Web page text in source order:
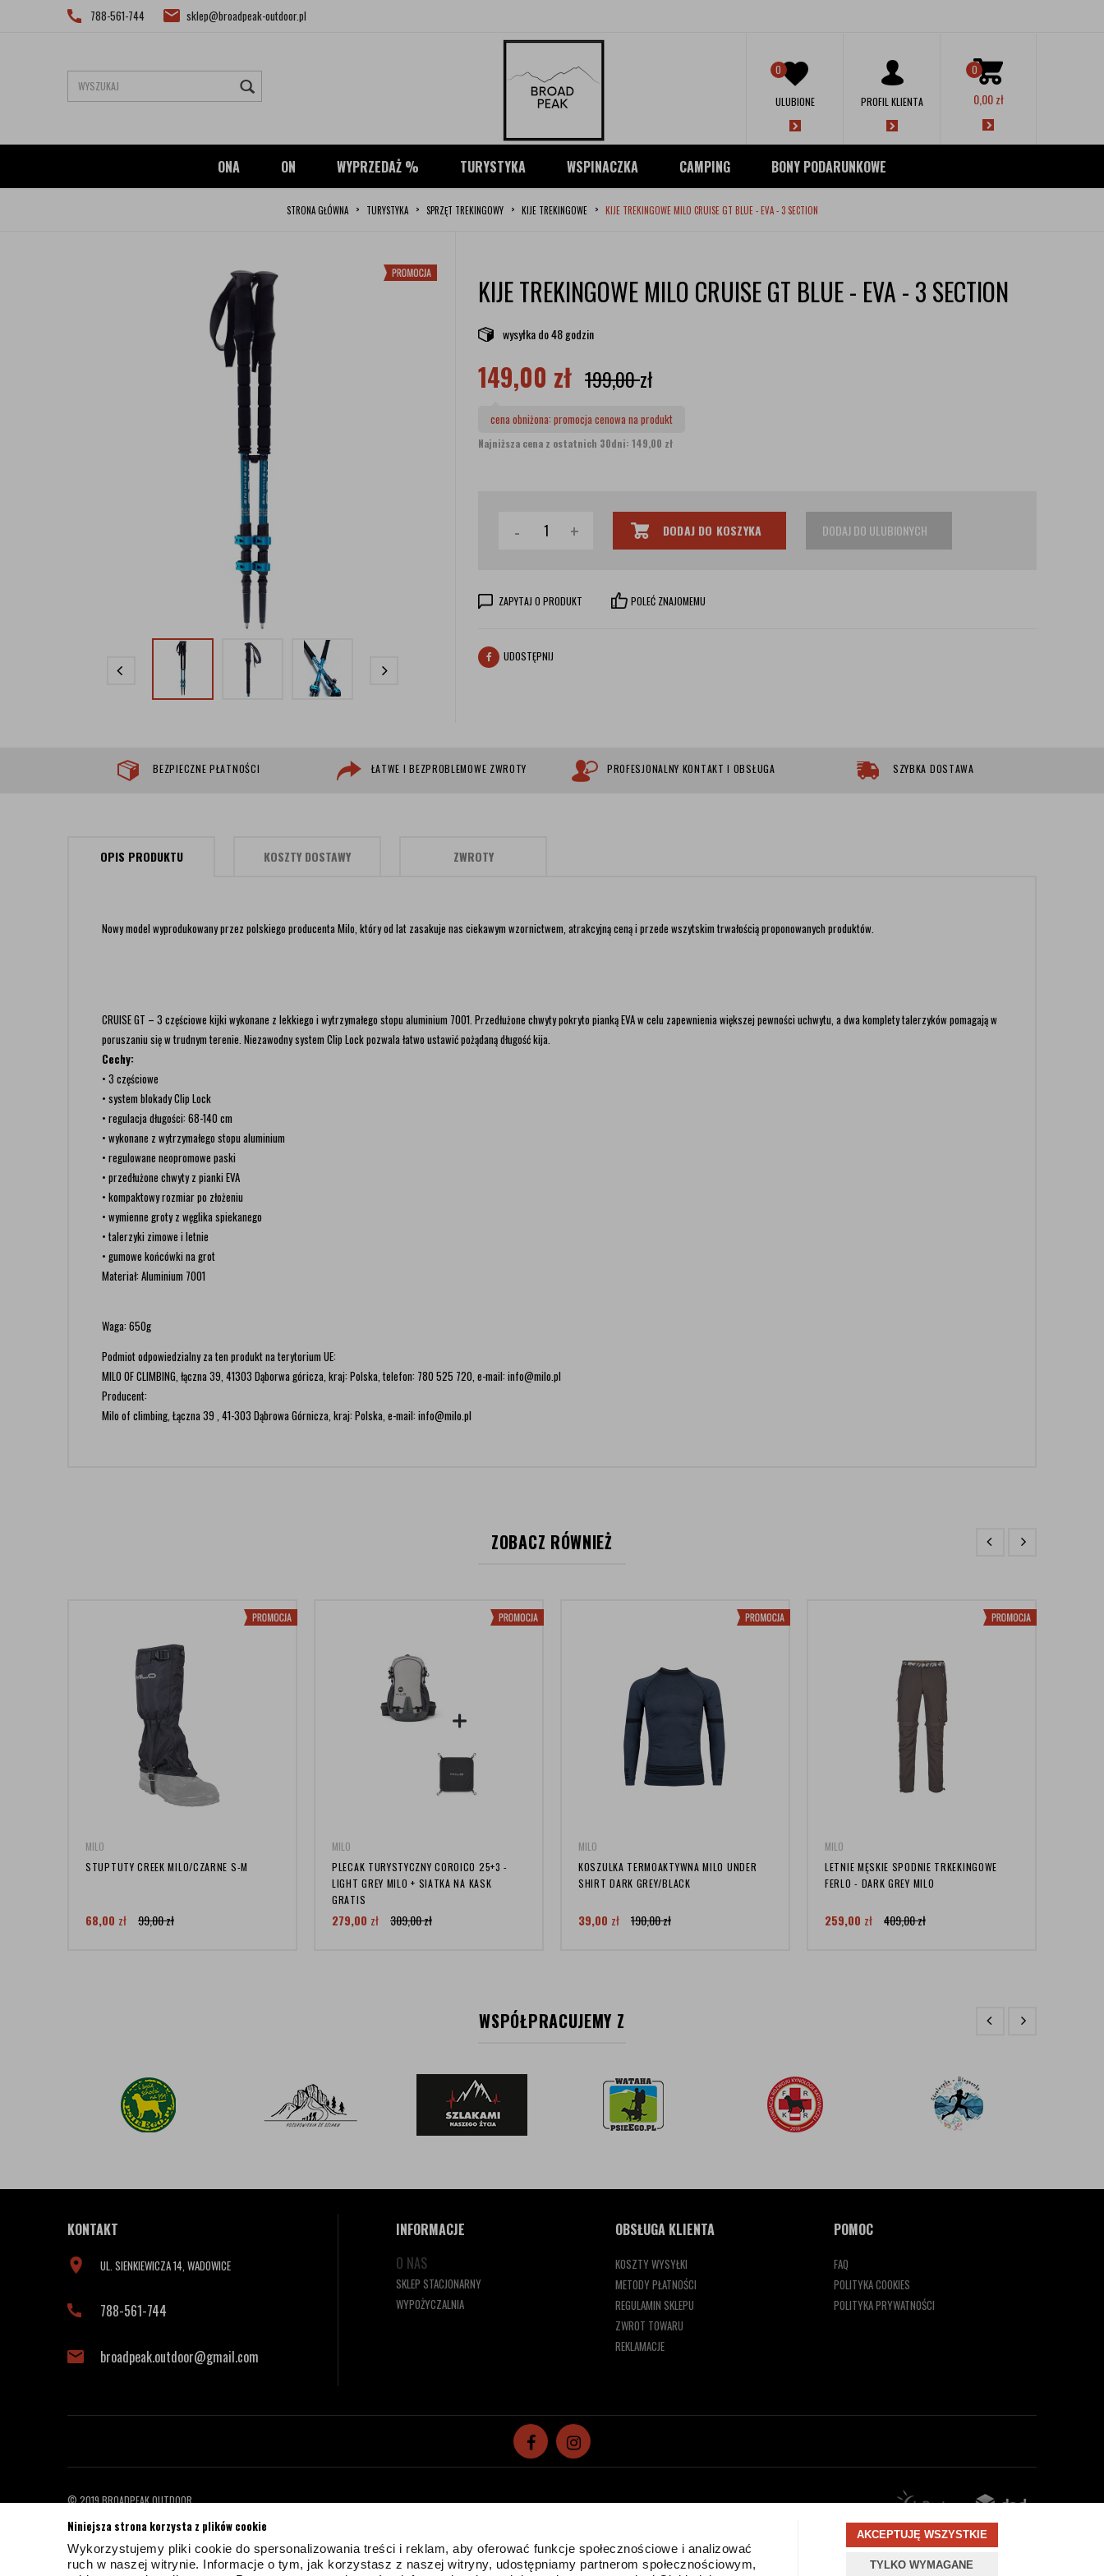
Niniejsza strona korzysta z plików cookie
Wykorzystujemy pliki cookie do spersonalizowania treści i reklam, aby oferować funkcje społecznościowe i analizować
ruch w naszej witrynie. Informacje o tym, jak korzystasz z naszej witryny, udostępniamy partnerom społecznościowym,
AKCEPTUJĘ WSZYSTKIE
TYLKO WYMAGANE
788-561-744 sklep@broadpeak-outdoor.pl
0
0,00zł
0
ULUBIONE PROFIL KLIENTA
ONA ON WYPRZEDAŻ % TURYSTYKA WSPINACZKA CAMPING BONY PODARUNKOWE
STRONA GŁÓWNA TURYSTYKA SPRZĘT TREKINGOWY KIJE TREKINGOWE KIJE TREKINGOWE MILO CRUISE GT BLUE - EVA - 3 SECTION
KIJE TREKINGOWE MILO CRUISE GT BLUE - EVA - 3 SECTION
wysyłkado 48 godzin
149,00 zł 199,00zł
cena obniżona: promocja cenowa na produkt
Najniższa cena z ostatnich 30dni: 149,00 zł
- + DODAJ DO KOSZYKA DODAJ DO ULUBIONYCH
ZAPYTAJ O PRODUKT POLEĆ ZNAJOMEMU
UDOSTĘPNIJ
BEZPIECZNE PŁATNOŚCI ŁATWE I BEZPROBLEMOWE ZWROTY PROFESJONALNY KONTAKT I OBSŁUGA SZYBKA DOSTAWA
OPIS PRODUKTU KOSZTY DOSTAWY ZWROTY
Nowy model wyprodukowany przez polskiego producenta Milo, który od lat zasakuje nas ciekawym wzornictwem, atrakcyjną ceną i przede wszytskim trwałością proponowanych produktów.
CRUISE GT – 3 częściowe kijki wykonane z lekkiego i wytrzymałego stopu aluminium 7001. Przedłużone chwyty pokryto pianką EVA w celu zapewnienia większej pewności uchwytu, a dwa komplety talerzyków pomagają w
poruszaniu się w trudnym terenie. Niezawodny system Clip Lock pozwala łatwo ustawić pożądaną długość kija.
Cechy:
• 3 częściowe
• system blokady Clip Lock
• regulacja długości: 68-140 cm
• wykonane z wytrzymałego stopu aluminium
• regulowane neopromowe paski
• przedłużone chwyty z pianki EVA
• kompaktowy rozmiar po złożeniu
• wymienne groty z węglika spiekanego
• talerzyki zimowe i letnie
• gumowe końcówki na grot
Materiał: Aluminium 7001
Waga: 650g
Podmiot odpowiedzialny za ten produkt na terytorium UE:
MILO OF CLIMBING, łączna 39, 41303 Dąborwa góricza, kraj: Polska, telefon: 780 525 720, e-mail: info@milo.pl
Producent:
Milo of climbing, Łączna 39 , 41-303 Dąbrowa Górnicza, kraj: Polska, e-mail: info@milo.pl
ZOBACZ RÓWNIEŻ
MILO
STUPTUTY CREEK MILO/CZARNE S-M
68,00 zł 99,00zł
MILO
PLECAK TURYSTYCZNY COROICO 25+3 -
LIGHT GREY MILO + SIATKA NA KASK
GRATIS
279,00 zł 309,00zł
MILO
KOSZULKA TERMOAKTYWNA MILO UNDER
SHIRT DARK GREY/BLACK
39,00 zł 190,00zł
MILO
LETNIE MĘSKIE SPODNIE TRKEKINGOWE
FERLO - DARK GREY MILO
259,00 zł 409,00zł
WSPÓŁPRACUJEMY Z
KONTAKT
UL. SIENKIEWICZA 14, WADOWICE
788-561-744
broadpeak.outdoor@gmail.com
INFORMACJE
O NAS
SKLEP STACJONARNY
WYPOŻYCZALNIA
OBSŁUGA KLIENTA
KOSZTY WYSYŁKI
METODY PŁATNOŚCI
REGULAMIN SKLEPU
ZWROT TOWARU
REKLAMACJE
POMOC
FAQ
POLITYKA COOKIES
POLITYKA PRYWATNOŚCI
© 2019 BROADPEAK OUTDOOR
PROJEKT I OPROGRAMOWANIE SKLEPU:EBEXO